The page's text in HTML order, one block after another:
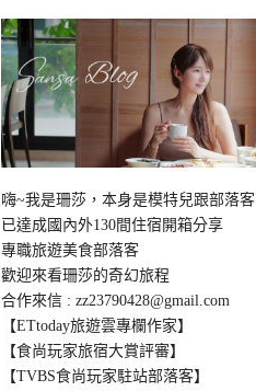
嗨~我是珊莎，本身是模特兒跟部落客
已達成國內外130間住宿開箱分享
專職旅遊美食部落客
歡迎來看珊莎的奇幻旅程
合作來信 :zz23790428@gmail.com
【ETtoday旅遊雲專欄作家】
【食尚玩家旅宿大賞評審】
【TVBS食尚玩家駐站部落客】